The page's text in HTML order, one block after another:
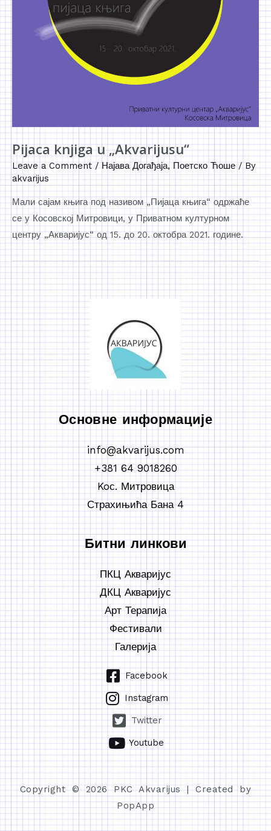
Pijaca knjiga u „Akvarijusu“
Leave a Comment / Најава Догађаја, Поетско Ћоше / By
akvarijus
Мали сајам књига под називом „Пијаца књига“ одржаће
се у Косовској Митровици, у Приватном културном
центру „Акваријус“ од 15. до 20. октобра 2021. године.
Основне информације
info@akvarijus.com
+381 64 9018260
Koс. Митровица
Страхињића Бана 4
Битни линкови
ПКЦ Акваријус
ДКЦ Акваријус
Арт Терапија
Фестивали
Галерија
Facebook
Instagram
Twitter
Youtube
Copyright © 2026 PKC Akvarijus | Created by
PopApp